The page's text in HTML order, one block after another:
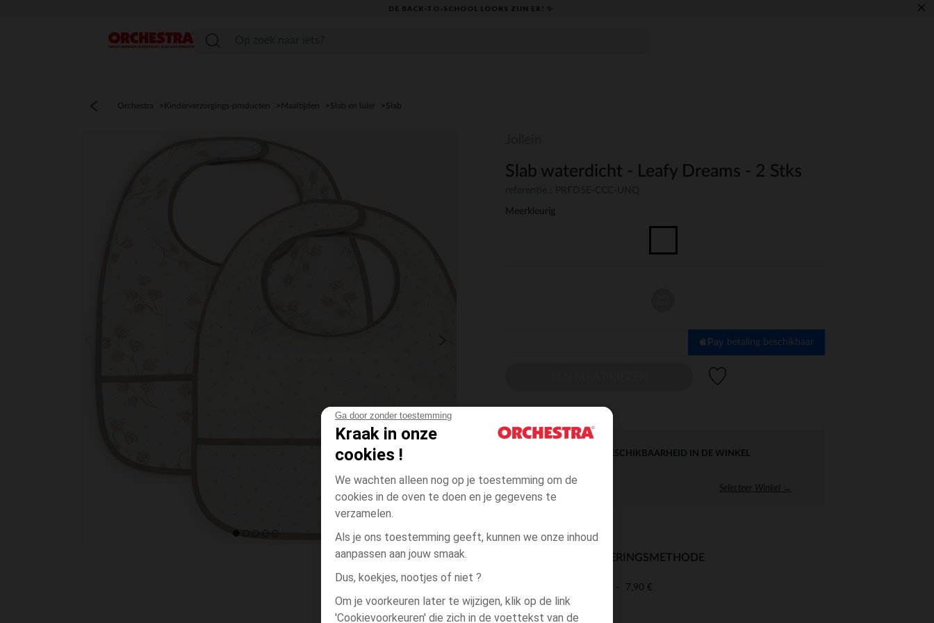
Ga door zonder toestemming
Kraak in onze
cookies !
We wachten alleen nog op je toestemming om de
cookies in de oven te doen en je gegevens te
verzamelen.
Als je ons toestemming geeft, kunnen we onze inhoud
aanpassen aan jouw smaak.
Dus, koekjes, nootjes of niet ?
Om je voorkeuren later te wijzigen, klik op de link
'Cookievoorkeuren' die zich in de voettekst van de
DE BACK-TO-SCHOOL LOOKS ZIJN ER! ✨ ×
menu
Orchestra Kinderverzorgings-producten Maaltijden Slab en luier Slab
Slab waterdicht - Leafy Dreams - 2 Stks
Meerkleurig
betaling beschikbaar
DIRECTE BESCHIKBAARHEID IN DE WINKEL
Selecteer Winkel →
BESCHIKBAARE LEVERINGSMETHODE
7,90 €
2 tot 4 dagen